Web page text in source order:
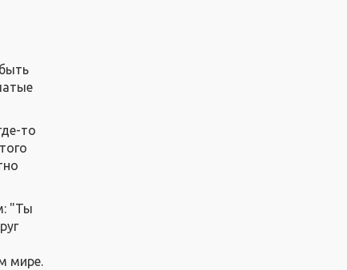
то
"Ты
мире.